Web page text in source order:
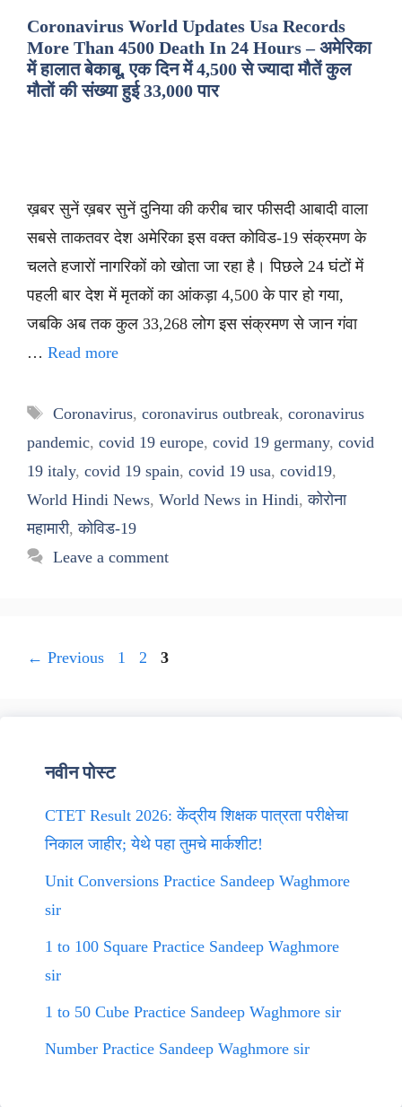
Coronavirus World Updates Usa Records
More Than 4500 Death In 24 Hours – अमेरिका
में हालात बेकाबू, एक दिन में 4,500 से ज्यादा मौतें कुल
मौतों की संख्या हुई 33,000 पार
ख़बर सुनें ख़बर सुनें दुनिया की करीब चार फीसदी आबादी वाला
सबसे ताकतवर देश अमेरिका इस वक्त कोविड-19 संक्रमण के
चलते हजारों नागरिकों को खोता जा रहा है। पिछले 24 घंटों में
पहली बार देश में मृतकों का आंकड़ा 4,500 के पार हो गया,
जबकि अब तक कुल 33,268 लोग इस संक्रमण से जान गंवा
… Read more
Tags
Coronavirus, coronavirus outbreak, coronavirus
pandemic, covid 19 europe, covid 19 germany, covid
19 italy, covid 19 spain, covid 19 usa, covid19,
World Hindi News, World News in Hindi,कोरोना
महामारी,कोविड-19
Leave a comment
← Previous Page
1 Page
2 Page
3
नवीन पोस्ट
CTET Result 2026: केंद्रीय शिक्षक पात्रता परीक्षेचा
निकाल जाहीर; येथे पहा तुमचे मार्कशीट!
Unit Conversions Practice Sandeep Waghmore
sir
1 to 100 Square Practice Sandeep Waghmore
sir
1 to 50 Cube Practice Sandeep Waghmore sir
Number Practice Sandeep Waghmore sir